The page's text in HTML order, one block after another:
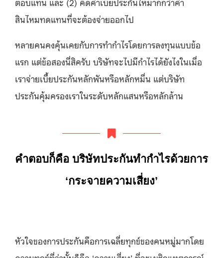
สินไหมทดแทนที่จะต้องจ่ายออกไป
หลายคนคงคุ้นเคยกับการทำกำไรโดยการลงทุนแบบข้อ
แรก แต่ข้อสองนี่สิครับ บริษัทจะไปมีกำไรได้ยังไงในเมื่อ
เราจ่ายเบี้ยประกันหลักพันหรือหลักหมื่น แต่บริษัท
ประกันคุ้มครองเราในระดับหลักแสนหรือหลักล้าน
คำตอบก็คือ บริษัทประกันทำกำไรด้วยการ
‘กระจายความเสี่ยง’
หัวใจของการประกันคือการเฉลี่ยทุกข์ของคนหมู่มากโดย